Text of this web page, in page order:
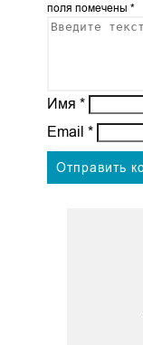
поля помечены *
Имя *
Email *